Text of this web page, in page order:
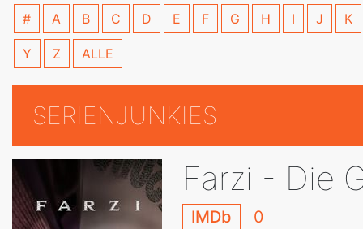
# A B C D E F G H I J K
Y Z ALLE
SERIENJUNKIES
Farzi - Die
IMDb 0